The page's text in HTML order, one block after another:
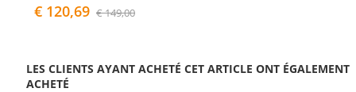
€ 120,69 € 149,00
LES CLIENTS AYANT ACHETÉ CET ARTICLE ONT ÉGALEMENT
ACHETÉ